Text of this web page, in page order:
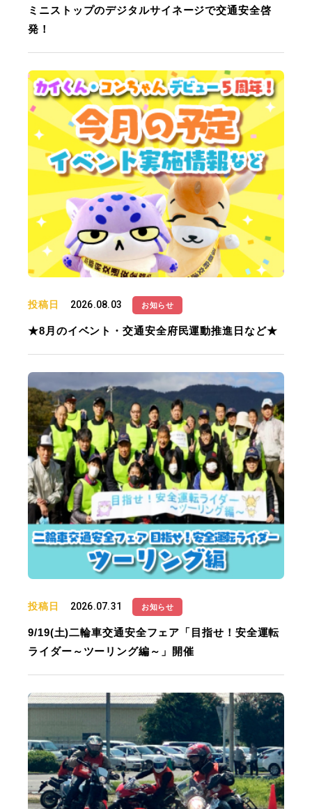
ミニストップのデジタルサイネージで交通安全啓
発！
投稿日 2026.08.03 お知らせ
★8月のイベント・交通安全府民運動推進日など★
投稿日 2026.07.31 お知らせ
9/19(土)二輪車交通安全フェア「目指せ！安全運転
ライダー～ツーリング編～」開催